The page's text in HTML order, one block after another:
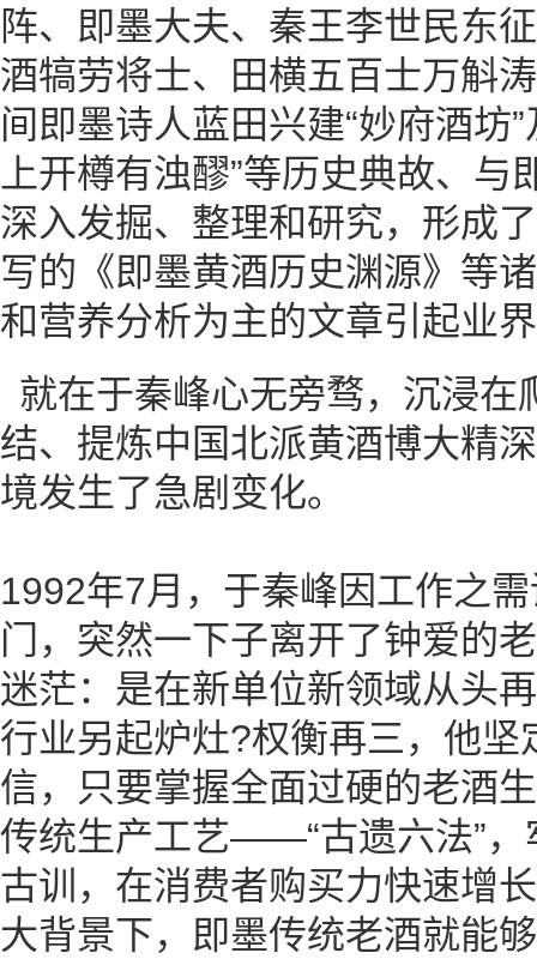
阵、即墨大夫、秦王李世民东
酒犒劳将士、田横五百士万斛
间即墨诗人蓝田兴建“妙府酒坊”
上开樽有浊醪”等历史典故、
深入发掘、整理和研究，形成
写的《即墨黄酒历史渊源》等
和营养分析为主的文章引起业
就在于秦峰心无旁骛，沉浸在
结、提炼中国北派黄酒博大精
境发生了急剧变化。
1992年7月，于秦峰因工作之
门，突然一下子离开了钟爱的
迷茫：是在新单位新领域从头
行业另起炉灶?权衡再三，他
信，只要掌握全面过硬的老酒
传统生产工艺——“古遗六法”，
古训，在消费者购买力快速增
大背景下，即墨传统老酒就能